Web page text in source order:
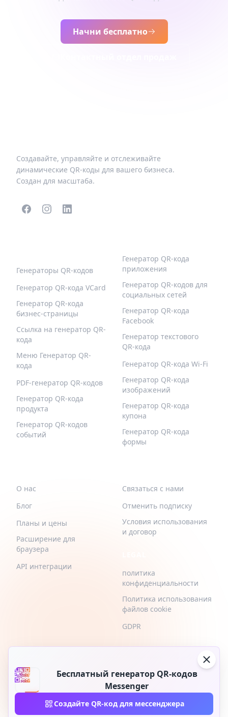
Бесплатный генератор QR-кодов
Messenger
Создайте QR-код для мессенджера
Начни бесплатно
Создавайте, управляйте и отслеживайте
динамические QR-коды для вашего бизнеса.
Создан для масштаба.
Генераторы QR-кодов
Генератор QR-кода VCard
Генератор QR-кода
бизнес-страницы
Ссылка на генератор QR-
кода
Меню Генератор QR-
кода
PDF-генератор QR-кодов
Генератор QR-кода
продукта
Генератор QR-кодов
событий
Генератор QR-кода
приложения
Генератор QR-кодов для
социальных сетей
Генератор QR-кода
Facebook
Генератор текстового
QR-кода
Генератор QR-кода Wi-Fi
Генератор QR-кода
изображений
Генератор QR-кода
купона
Генератор QR-кода
формы
О нас
Блог
Планы и цены
Расширение для
браузера
API интеграции
Связаться с нами
Отменить подписку
Условия использования
и договор
политика
конфиденциальности
Политика использования
файлов cookie
GDPR
2026 © QR-Build. QR-Build. Все права защищены